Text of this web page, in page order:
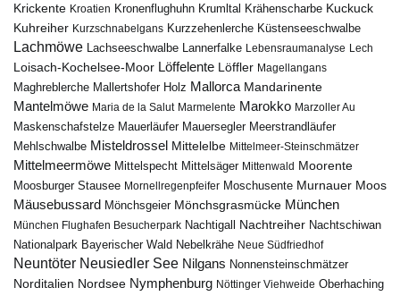
Krickente Kroatien Kronenflughuhn Krumltal Krähenscharbe Kuckuck
Kuhreiher Kurzschnabelgans Kurzzehenlerche Küstenseeschwalbe
Lachmöwe Lachseeschwalbe Lannerfalke Lebensraumanalyse Lech
Loisach-Kochelsee-Moor Löffelente Löffler Magellangans
Maghreblerche Mallertshofer Holz Mallorca Mandarinente
Mantelmöwe Maria de la Salut Marmelente Marokko Marzoller Au
Maskenschafstelze Mauerläufer Mauersegler Meerstrandläufer
Mehlschwalbe Misteldrossel Mittelelbe Mittelmeer-Steinschmätzer
Mittelmeermöwe Mittelspecht Mittelsäger Mittenwald Moorente
Moosburger Stausee Mornellregenpfeifer Moschusente Murnauer Moos
Mäusebussard Mönchsgeier Mönchsgrasmücke München
München Flughafen Besucherpark Nachtigall Nachtreiher Nachtschiwan
Nationalpark Bayerischer Wald Nebelkrähe Neue Südfriedhof
Neuntöter Neusiedler See Nilgans Nonnensteinschmätzer
Norditalien Nordsee Nymphenburg Nöttinger Viehweide Oberhaching